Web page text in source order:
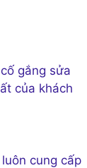
gắng sửa
của khách
cung cấp